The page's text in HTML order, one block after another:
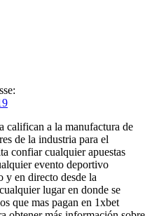
califican a la manufactura de
de la industria para el
confiar cualquier apuestas
evento deportivo
y en directo desde la
lugar en donde se
que mas pagan en 1xbet